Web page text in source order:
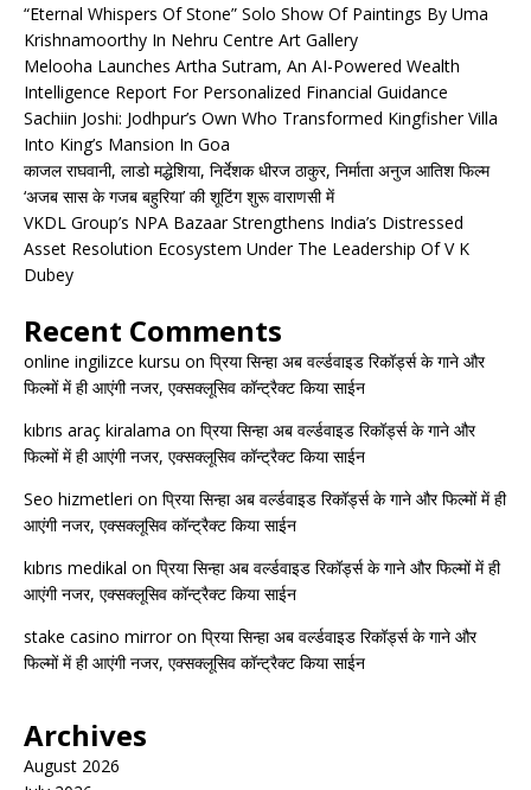
“Eternal Whispers Of Stone” Solo Show Of Paintings By Uma
Krishnamoorthy In Nehru Centre Art Gallery
Melooha Launches Artha Sutram, An AI-Powered Wealth
Intelligence Report For Personalized Financial Guidance
Sachiin Joshi: Jodhpur’s Own Who Transformed Kingfisher Villa
Into King’s Mansion In Goa
काजल राघवानी, लाडो मद्धेशिया, निर्देशक धीरज ठाकुर, निर्माता अनुज आतिश फिल्म
‘अजब सास के गजब बहुरिया’ की शूटिंग शुरू वाराणसी में
VKDL Group’s NPA Bazaar Strengthens India’s Distressed
Asset Resolution Ecosystem Under The Leadership Of V K
Dubey
Recent Comments
online ingilizce kursu on प्रिया सिन्हा अब वर्ल्डवाइड रिकॉर्ड्स के गाने और
फिल्मों में ही आएंगी नजर, एक्सक्लूसिव कॉन्ट्रैक्ट किया साईन
kıbrıs araç kiralama on प्रिया सिन्हा अब वर्ल्डवाइड रिकॉर्ड्स के गाने और
फिल्मों में ही आएंगी नजर, एक्सक्लूसिव कॉन्ट्रैक्ट किया साईन
Seo hizmetleri on प्रिया सिन्हा अब वर्ल्डवाइड रिकॉर्ड्स के गाने और फिल्मों में ही
आएंगी नजर, एक्सक्लूसिव कॉन्ट्रैक्ट किया साईन
kıbrıs medikal on प्रिया सिन्हा अब वर्ल्डवाइड रिकॉर्ड्स के गाने और फिल्मों में ही
आएंगी नजर, एक्सक्लूसिव कॉन्ट्रैक्ट किया साईन
stake casino mirroron प्रिया सिन्हा अब वर्ल्डवाइड रिकॉर्ड्स के गाने और
फिल्मों में ही आएंगी नजर, एक्सक्लूसिव कॉन्ट्रैक्ट किया साईन
Archives
August 2026